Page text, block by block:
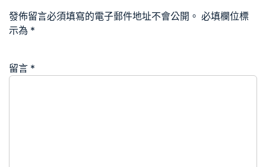
發佈留言必須填寫的電子郵件地址不會公開。 必填欄位標
示為 *
留言 *